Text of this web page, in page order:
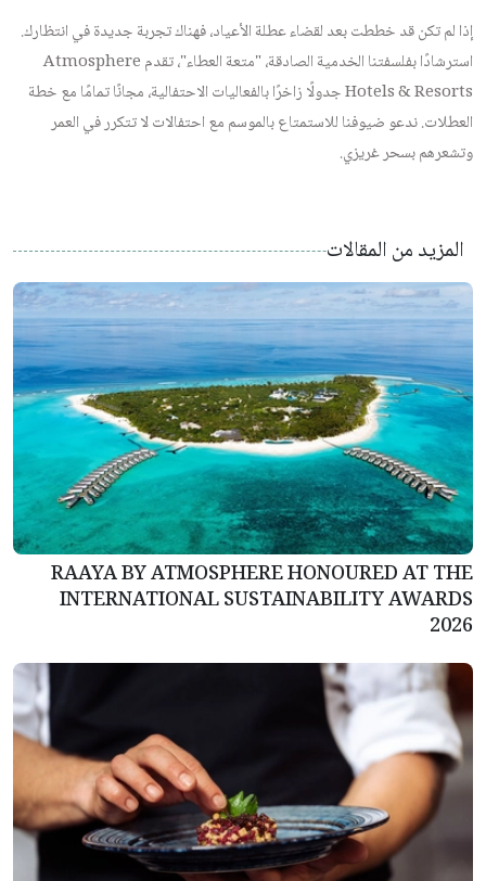
إذا لم تكن قد خططت بعد لقضاء عطلة الأعياد، فهناك تجربة جديدة في انتظارك.
استرشادًا بفلسفتنا الخدمية الصادقة، "متعة العطاء"، تقدم Atmosphere
Hotels & Resorts جدولًا زاخرًا بالفعاليات الاحتفالية، مجانًا تمامًا مع خطة
العطلات. ندعو ضيوفنا للاستمتاع بالموسم مع احتفالات لا تتكرر في العمر
وتشعرهم بسحر غريزي.
المزيد من المقالات
RAAYA BY ATMOSPHERE HONOURED AT THE
INTERNATIONAL SUSTAINABILITY AWARDS
2026